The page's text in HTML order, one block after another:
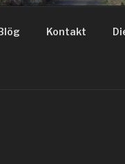
Kontakt